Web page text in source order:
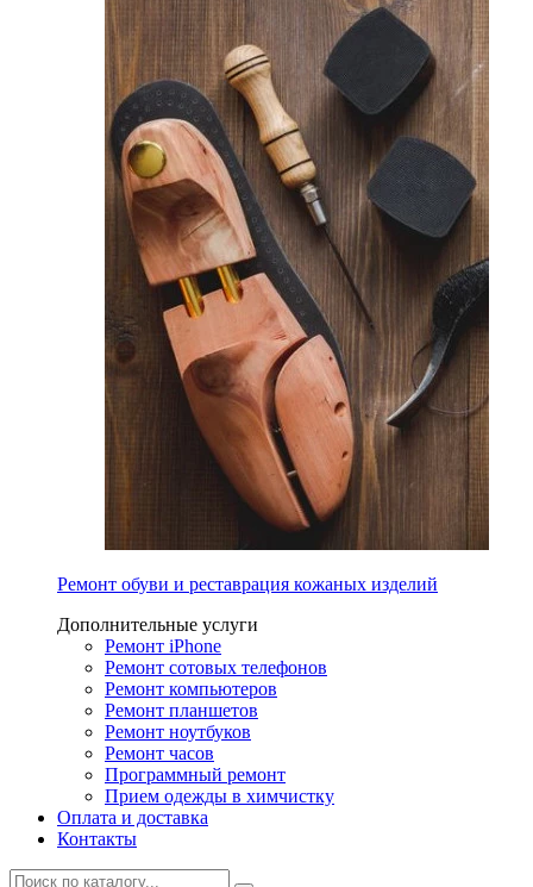
Ремонт обуви и реставрация кожаных изделий
Дополнительные услуги
Ремонт iPhone
Ремонт сотовых телефонов
Ремонт компьютеров
Ремонт планшетов
Ремонт ноутбуков
Ремонт часов
Программный ремонт
Прием одежды в химчистку
Оплата и доставка
Контакты